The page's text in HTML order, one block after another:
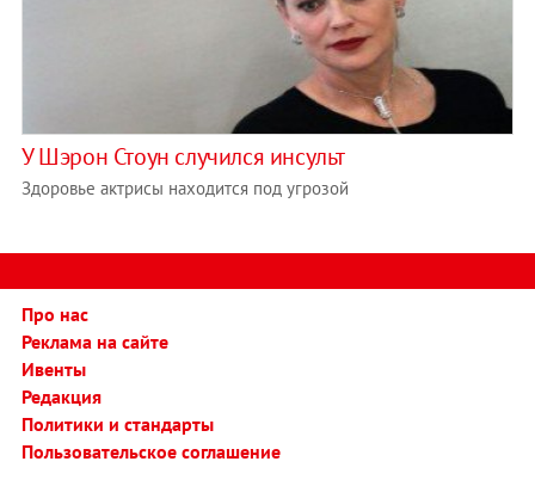
У Шэрон Стоун случился инсульт
Здоровье актрисы находится под угрозой
Про нас
Реклама на сайте
Ивенты
Редакция
Политики и стандарты
Пользовательское соглашение